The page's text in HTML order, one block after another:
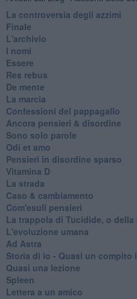
La controversia degli azzimi
Finale
L'archivio
I nomi
Essere
Res rebus
De mente
La marcia
Confessioni del pappagallo
Ancora pensieri & disordine
Sono solo parole
Odi et amo
Pensieri in disordine sparso
Vitamina D
La strada
Caso & cambiamento
Com'esuli pensieri
La trappola di Tucidide, o della
L'evoluzione umana
Ad Astra
Storia di io - Quasi un compito
Quasi una lezione
Spleen
Lettera a un amico